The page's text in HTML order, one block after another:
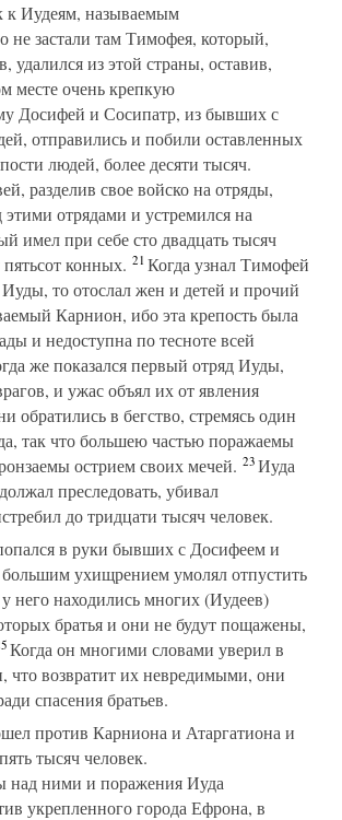
Иудеям, называемым
не застали там Тимофея, который,
удалился из этой страны, оставив,
месте очень крепкую
Досифей и Сосипатр, из бывших с
отправились и побили оставленных
людей, более десяти тысяч.
разделив свое войско на отряды,
отрядами и устремился на
имел при себе сто двадцать тысяч
конных. 21Когда узнал Тимофей
то отослал жен и детей и прочий
Карнион, ибо эта крепость была
и недоступна по тесноте всей
же показался первый отряд Иуды,
и ужас объял их от явления
обратились в бегство, стремясь один
так что большею частью поражаемы
острием своих мечей. 23Иуда
преследовать, убивал
до тридцати тысяч человек.
в руки бывших с Досифеем и
ухищрением умолял отпустить
него находились многих (Иудеев)
братья и они не будут пощажены,
Когда он многими словами уверил в
что возвратит их невредимыми, они
спасения братьев.
против Карниона и Атаргатиона и
тысяч человек.
над ними и поражения Иуда
укрепленного города Ефрона, в